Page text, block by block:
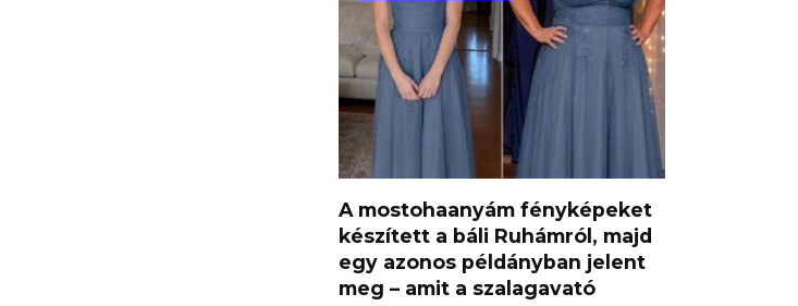
A mostohaanyám fényképeket
készített a báli Ruhámról, majd
egy azonos példányban jelent
meg – amit a szalagavató